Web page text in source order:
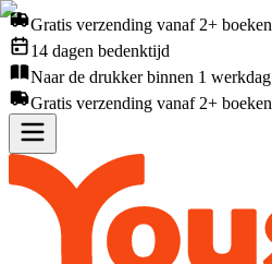
Gratis verzending vanaf 2+ boeken
14 dagen bedenktijd
Naar de drukker binnen 1 werkdag
Gratis verzending vanaf 2+ boeken